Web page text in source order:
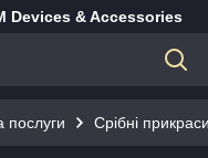
Devices & Accessories
послуги Срібні прикраси